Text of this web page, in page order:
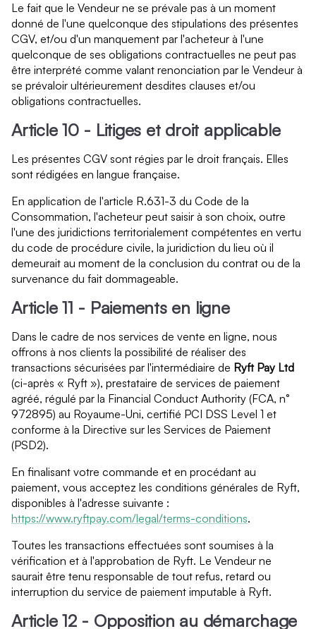
Le fait que le Vendeur ne se prévale pas à un moment
donné de l'une quelconque des stipulations des présentes
CGV, et/ou d'un manquement par l'acheteur à l'une
quelconque de ses obligations contractuelles ne peut pas
être interprété comme valant renonciation par le Vendeur à
se prévaloir ultérieurement desdites clauses et/ou
obligations contractuelles.
Article 10 - Litiges et droit applicable
Les présentes CGV sont régies par le droit français. Elles
sont rédigées en langue française.
En application de l'article R.631-3 du Code de la
Consommation, l'acheteur peut saisir à son choix, outre
l'une des juridictions territorialement compétentes en vertu
du code de procédure civile, la juridiction du lieu où il
demeurait au moment de la conclusion du contrat ou de la
survenance du fait dommageable.
Article 11 - Paiements en ligne
Dans le cadre de nos services de vente en ligne, nous
offrons à nos clients la possibilité de réaliser des
transactions sécurisées par l'intermédiaire de Ryft Pay Ltd
(ci-après « Ryft »), prestataire de services de paiement
agréé, régulé par la Financial Conduct Authority (FCA, n°
972895) au Royaume-Uni, certifié PCI DSS Level 1 et
conforme à la Directive sur les Services de Paiement
(PSD2).
En finalisant votre commande et en procédant au
paiement, vous acceptez les conditions générales de Ryft,
disponibles à l'adresse suivante :
https://www.ryftpay.com/legal/terms-conditions.
Toutes les transactions effectuées sont soumises à la
vérification et à l'approbation de Ryft. Le Vendeur ne
saurait être tenu responsable de tout refus, retard ou
interruption du service de paiement imputable à Ryft.
Article 12 - Opposition au démarchage